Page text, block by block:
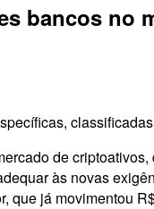
bancos no
de
às novas
que já movimentou